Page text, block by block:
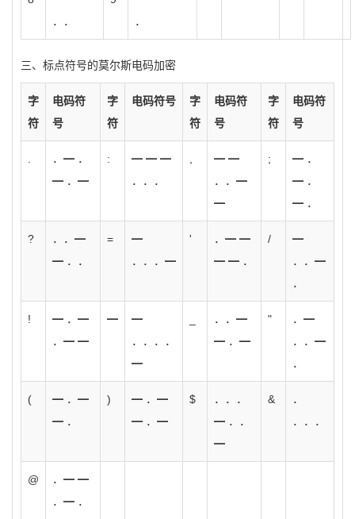
．．
．
三、标点符号的莫尔斯电码加密
字
符
电码符
号
字
符
电码符号
字
符
电码符
号
字
符
电码符
号
．━ ．
━ ．━
:
━ ━ ━
．．．
━ ━
．．━
━
;
━ ．
━ ．
━ ．
?
．．━
━ ．．
=
━
．．．━
'
．━ ━
━ ━ ．
/
━
．．━
．
!
━ ．━
．━ ━
━
━
．．．．
━
．．━
━ ．━
"
．━
．．━
．
(
━ ．━
━ ．
)
━ ．━
━ ．━
$
．．．
━ ．．
━
&
．
．．．
@
．━ ━
．━ ．